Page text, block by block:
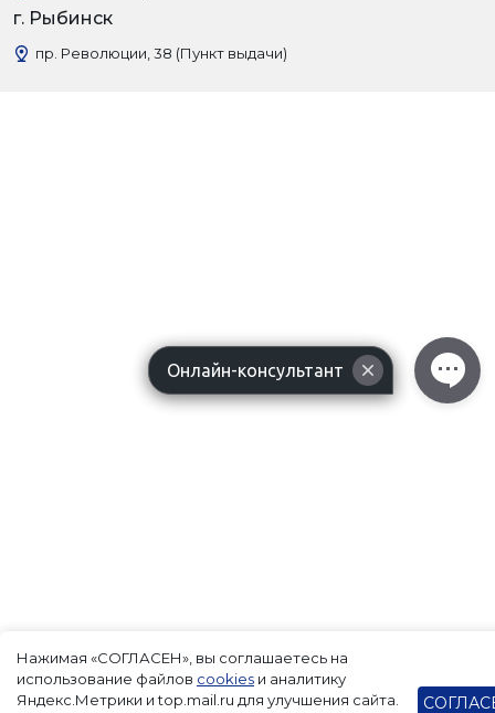
г. Рыбинск
пр. Революции, 38 (Пункт выдачи)
Нажимая «СОГЛАСЕН», вы соглашаетесь на
использование файлов cookies и аналитику
Яндекс.Метрики и top.mail.ru для улучшения сайта.
Онлайн-консультант